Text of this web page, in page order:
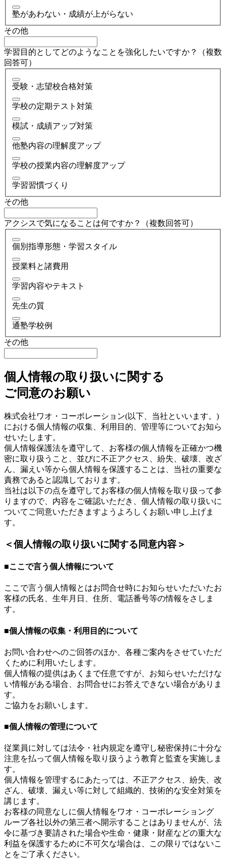
塾があわない・成績が上がらない
その他
学習目的としてどのようなことを強化したいですか？（複数
回答可）
受験・志望校合格対策
学校の定期テスト対策
模試・成績アップ対策
他塾内容の理解度アップ
学校の授業内容の理解度アップ
学習習慣づくり
その他
アクシスで気になることは何ですか？（複数回答可）
個別指導形態・学習スタイル
授業料と諸費用
学習内容やテキスト
先生の質
通塾学校例
その他
個人情報の取り扱いに関する
ご同意のお願い
株式会社ワオ・コーポレーション(以下、当社といいます。)
における個人情報の収集、利用目的、管理等についてお知ら
せいたします。
個人情報保護法を遵守して、お客様の個人情報を正確かつ機
密に取り扱うこと、並びに不正アクセス、紛失、破壊、改ざ
ん、漏えい等から個人情報を保護することは、当社の重要な
責務であると認識しております。
当社は以下の点を遵守してお客様の個人情報を取り扱って参
りますので、内容をご確認いただき、個人情報の取り扱いに
ついてご同意いただきますようよろしくお願い申し上げま
す。
＜個人情報の取り扱いに関する同意内容＞
■ここで言う個人情報について
ここで言う個人情報とはお問合せ時にお知らせいただいたお
客様の氏名、生年月日、住所、電話番号等の情報をさしま
す。
■個人情報の収集・利用目的について
お問い合わせへのご回答のほか、各種ご案内をさせていただ
くために利用いたします。
個人情報の提供はあくまで任意ですが、お知らせいただけな
い情報がある場合、お問合せにお答えできない場合がありま
す。
ご協力をお願いします。
■個人情報の管理について
従業員に対しては法令・社内規定を遵守し秘密保持に十分な
注意を払って個人情報を取り扱うよう教育と監査を実施しま
す。
個人情報を管理するにあたっては、不正アクセス、紛失、改
ざん、破壊、漏えい等に対して組織的、技術的な安全対策を
講じます。
お客様の同意なしに個人情報をワオ・コーポレーショング
ループ各社以外の第三者へ開示することはありませんが、法
令に基づき要請された場合や生命・健康・財産などの重大な
利益を保護するために不可欠な場合は、この限りではないこ
とをご了承ください。